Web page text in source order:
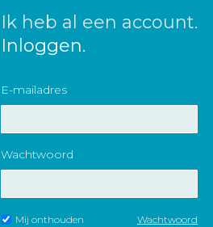
Ik heb al een account.
Inloggen.
E-mailadres
Wachtwoord
Mij onthouden
Wachtwoord